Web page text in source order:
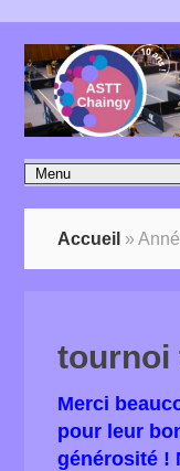
Accueil »
tournoi
Merci
pour leur
générosité !